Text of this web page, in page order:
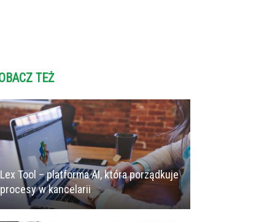
TEŻ
Lex Tool – platforma AI, która porządkuje
procesy w kancelarii